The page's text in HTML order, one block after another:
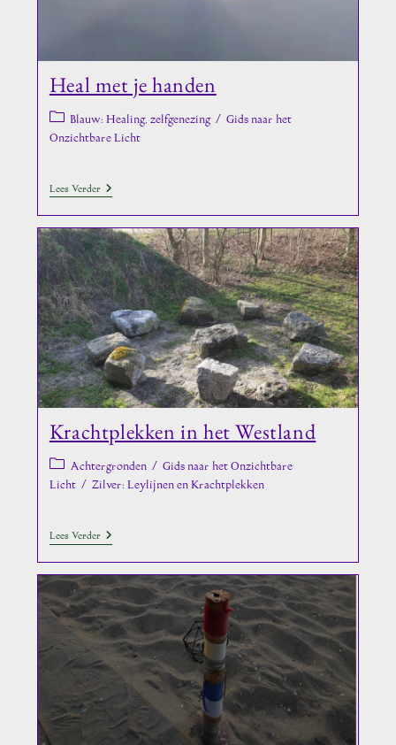
Heal met je handen
Berichtcategorie:
Blauw: Healing, zelfgenezing / Gids naar het
Onzichtbare Licht
Lees VerderHeal
Je
Handen
Krachtplekken in het Westland
Berichtcategorie:
Achtergronden / Gids naar het Onzichtbare
Licht / Zilver: Leylijnen en Krachtplekken
Lees VerderKrachtplekken
Het
Westland